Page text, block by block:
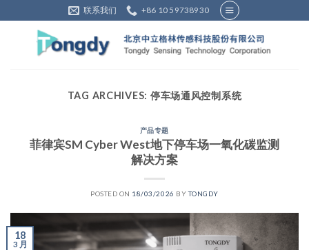
to
联系我们 +86 10 59738930
TAG ARCHIVES: 停车场通风控制系统
产品专题
菲律宾SM Cyber West地下停车场一氧化碳监测
解决方案
POSTED ON 18/03/2026 BYTONGDY
18
3 月